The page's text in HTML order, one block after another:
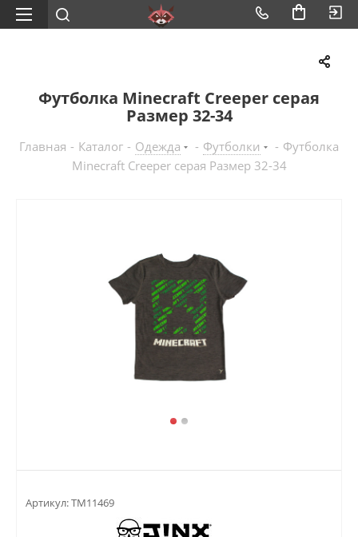
Футболка Minecraft Creeper серая
Размер 32-34
Главная - Каталог - Одежда - Футболки - Футболка
Minecraft Creeper серая Размер 32-34
Артикул:TM11469